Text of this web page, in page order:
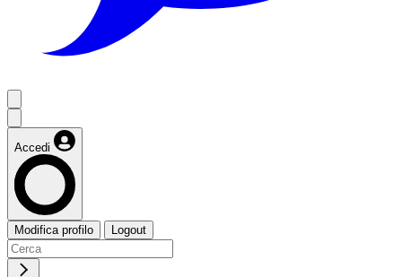
Accedi
Modifica profilo Logout